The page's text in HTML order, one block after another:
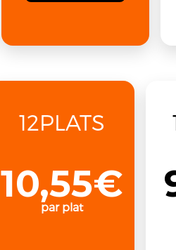
12PLATS
10,55€
par plat